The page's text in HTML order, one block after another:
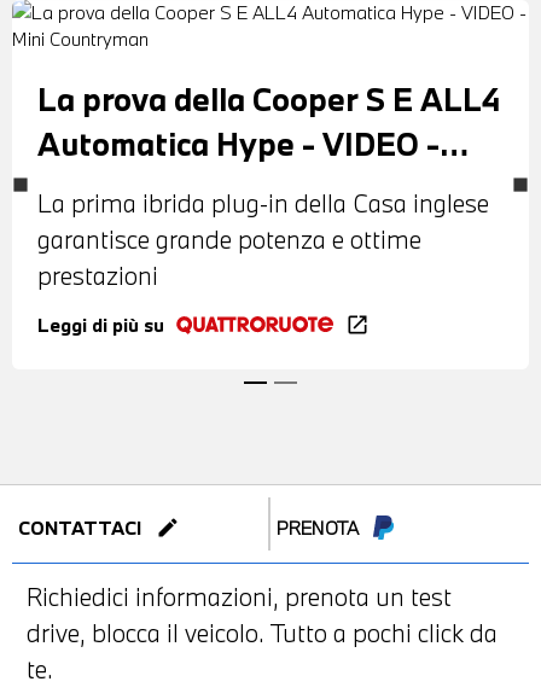
La prova della Cooper S E ALL4
Automatica Hype - VIDEO -
Mini Countryman
La prima ibrida plug-in della Casa inglese
garantisce grande potenza e ottime
prestazioni
Leggi di più su open_in_new
CONTATTACI edit PRENOTA
Richiedici informazioni, prenota un test
drive, blocca il veicolo. Tutto a pochi click da
te.